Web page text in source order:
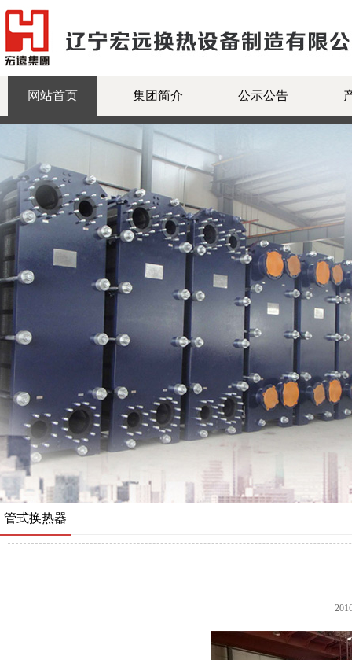
网站首页 集团简介 公示公告
管式换热器